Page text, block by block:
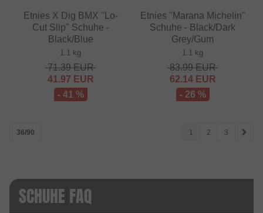
Etnies X Dig BMX "Lo-
Cut Slip" Schuhe -
Black/Blue
1.1 kg
71.39EUR
41.97 EUR
- 41 %
Etnies "Marana Michelin"
Schuhe - Black/Dark
Grey/Gum
1.1 kg
83.99EUR
62.14EUR
- 26 %
36/90 1 2 3
SCHUHE FAQ